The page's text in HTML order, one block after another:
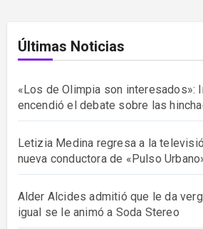
Últimas Noticias
«Los de Olimpia son interesados»:
encendió el debate sobre las
Letizia Medina regresa a la
nueva conductora de «Pulso
Alder Alcides admitió que le da
igual se le animó a Soda Stereo